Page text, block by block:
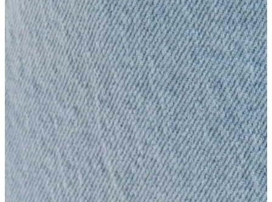
Dış Giyim
Dış Giyim
Mont
Ceket
Kaban
Trenchcoat
Jean
Jean
Öne Çıkanlar
Öne Çıkanlar
Yeni Sezon
Kadın Jean
Kadın Jean
Pantolon
Ceket
Gömlek
Elbise
Etek